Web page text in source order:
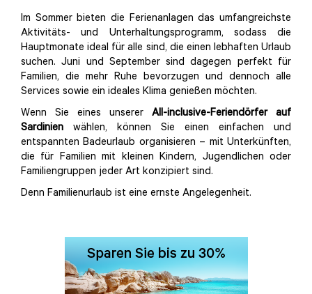
Im Sommer bieten die Ferienanlagen das umfangreichste
Aktivitäts- und Unterhaltungsprogramm, sodass die
Hauptmonate ideal für alle sind, die einen lebhaften Urlaub
suchen. Juni und September sind dagegen perfekt für
Familien, die mehr Ruhe bevorzugen und dennoch alle
Services sowie ein ideales Klima genießen möchten.
Wenn Sie eines unserer All-inclusive-Feriendörfer auf
Sardinien wählen, können Sie einen einfachen und
entspannten Badeurlaub organisieren – mit Unterkünften,
die für Familien mit kleinen Kindern, Jugendlichen oder
Familiengruppen jeder Art konzipiert sind.
Denn Familienurlaub ist eine ernste Angelegenheit.